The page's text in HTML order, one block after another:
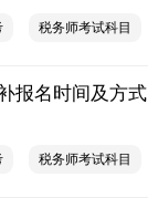
税务师考试科目
报名时间及方式
税务师考试科目